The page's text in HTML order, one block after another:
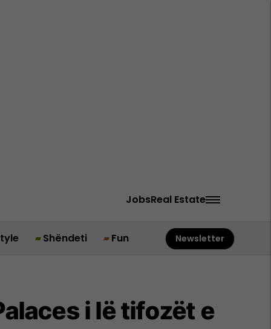
JobsReal Estate
Shëndeti Fun Newsletter
i lë tifozët e